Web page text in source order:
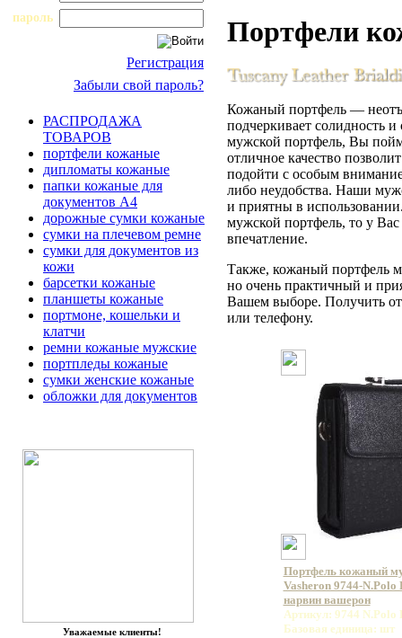
пароль
Регистрация
Забыли свой пароль?
РАСПРОДАЖА
ТОВАРОВ
портфели кожаные
дипломаты кожаные
папки кожаные для
документов А4
дорожные сумки кожаные
сумки на плечевом ремне
сумки для документов из
кожи
барсетки кожаные
планшеты кожаные
портмоне, кошельки и
клатчи
ремни кожаные мужские
портпледы кожаные
сумки женские кожаные
обложки для документов
Уважаемые клиенты!
Портфели
Кожаный портфель —
подчеркивает солидность
мужской портфель, Вы
отличное качество
подойти с особым
либо неудобства. Наши
и приятны в
мужской портфель, то у Вас
впечатление.
Также, кожаный портфель
но очень практичный и
Вашем выборе. Получить
или телефону.
Портфель кожаный
Vasheron 9744-
нарвин вашерон
Артикул: 9744 N.Polo
Базовая единица: шт